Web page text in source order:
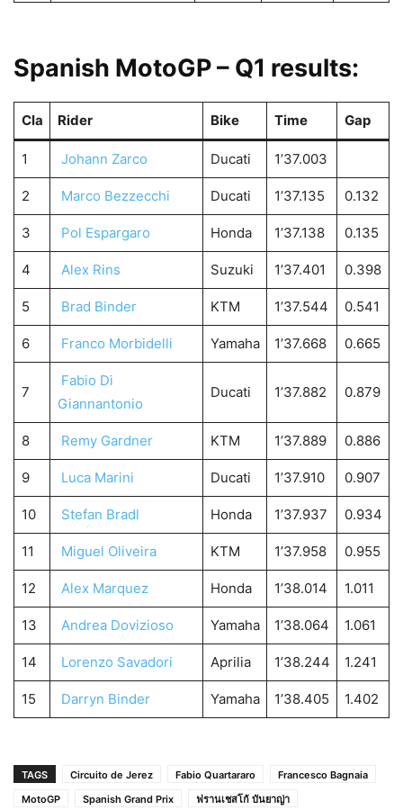
Spanish MotoGP – Q1 results:
Cla Rider Bike Time Gap
1 Johann Zarco Ducati 1’37.003
2 Marco Bezzecchi Ducati 1’37.135 0.132
3 Pol Espargaro Honda 1’37.138 0.135
4 Alex Rins Suzuki 1’37.401 0.398
5 Brad Binder KTM 1’37.544 0.541
6 Franco Morbidelli Yamaha 1’37.668 0.665
7
Fabio Di
Giannantonio
Ducati 1’37.882 0.879
8 Remy Gardner KTM 1’37.889 0.886
9 Luca Marini Ducati 1’37.910 0.907
10 Stefan Bradl Honda 1’37.937 0.934
11 Miguel Oliveira KTM 1’37.958 0.955
12 Alex Marquez Honda 1’38.014 1.011
13 Andrea Dovizioso Yamaha 1’38.064 1.061
14 Lorenzo Savadori Aprilia 1’38.244 1.241
15 Darryn Binder Yamaha 1’38.405 1.402
TAGS Circuito de Jerez Fabio Quartararo
Francesco Bagnaia
MotoGP
Spanish Grand Prix
ฟรานเชสโก้ บันยาญ่า